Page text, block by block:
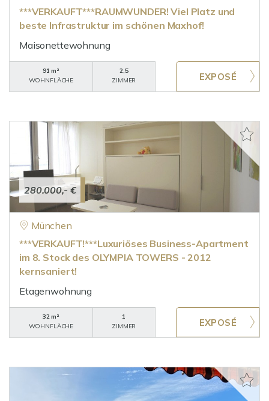
***VERKAUFT***RAUMWUNDER! Viel Platz und
beste Infrastruktur im schönen Maxhof!
Maisonettewohnung
91 m²
WOHNFLÄCHE
2,5
ZIMMER
280.000,- €
München
***VERKAUFT!***Luxuriöses Business-Apartment
im 8. Stock des OLYMPIA TOWERS - 2012
kernsaniert!
Etagenwohnung
32 m²
WOHNFLÄCHE
1
ZIMMER